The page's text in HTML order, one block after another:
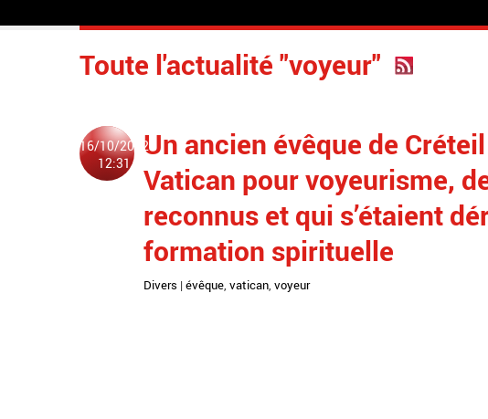
Toute l'actualité "voyeur"
16/10/2022
12:31
Un ancien évêque de
Vatican pour voyeurisme,
reconnus et qui s’étaient
formation spirituelle
Divers | évêque, vatican, voyeur